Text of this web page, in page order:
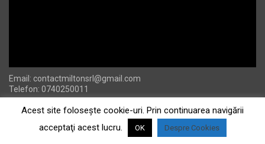
Email: contactmiltonsrl@gmail.com
Telefon: 0740250011
Acest site foloseşte cookie-uri. Prin continuarea navigării
acceptaţi acest lucru.
OK Despre Cookies